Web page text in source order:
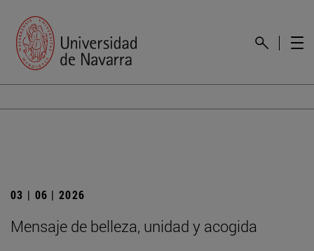
03 | 06 | 2026
Mensaje de belleza, unidad y acogida